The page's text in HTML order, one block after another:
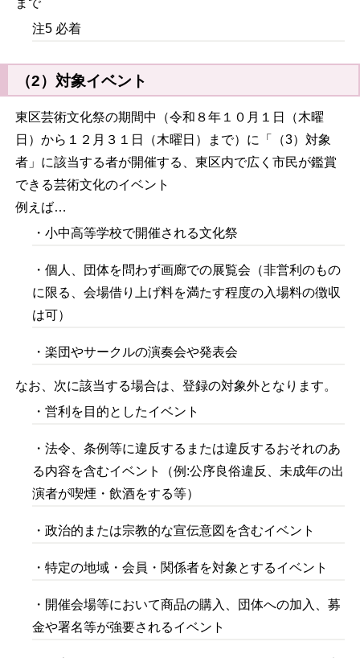
まで
注5 必着
（2）対象イベント
東区芸術文化祭の期間中（令和８年１０月１日（木曜
日）から１２月３１日（木曜日）まで）に「（3）対象
者」に該当する者が開催する、東区内で広く市民が鑑賞
できる芸術文化のイベント
例えば…
・小中高等学校で開催される文化祭
・個人、団体を問わず画廊での展覧会（非営利のもの
に限る、会場借り上げ料を満たす程度の入場料の徴収
は可）
・楽団やサークルの演奏会や発表会
なお、次に該当する場合は、登録の対象外となります。
・営利を目的としたイベント
・法令、条例等に違反するまたは違反するおそれのあ
る内容を含むイベント（例:公序良俗違反、未成年の出
演者が喫煙・飲酒をする等）
・政治的または宗教的な宣伝意図を含むイベント
・特定の地域・会員・関係者を対象とするイベント
・開催会場等において商品の購入、団体への加入、募
金や署名等が強要されるイベント